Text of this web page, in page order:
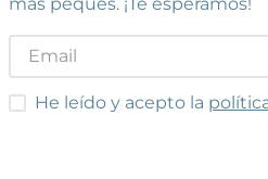
He leído y acepto las
He leído y acepto la